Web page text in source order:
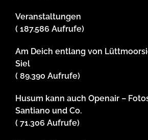
Veranstaltungen
( 187.586 Aufrufe)
Am Deich entlang von
Siel
( 89.390 Aufrufe)
Husum kann auch Openair –
Santiano und Co.
( 71.306 Aufrufe)